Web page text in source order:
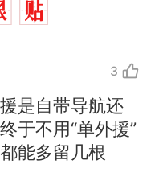
3
是自带导航还
于不用“单外援”
能多留几根